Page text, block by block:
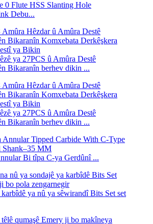
0 Flute HSS Slanting Hole
Debu...
ya 27PCS û Amûra Destê
Bikaranîn berhev dikin ...
ya 27PCS û Amûra Destê
Bikaranîn berhev dikin ...
Bi tîpa C-ya Gerdûnî ...
ya nû ya sêwirandî Bits Set set